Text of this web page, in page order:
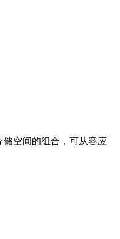
空间的组合，可从容应